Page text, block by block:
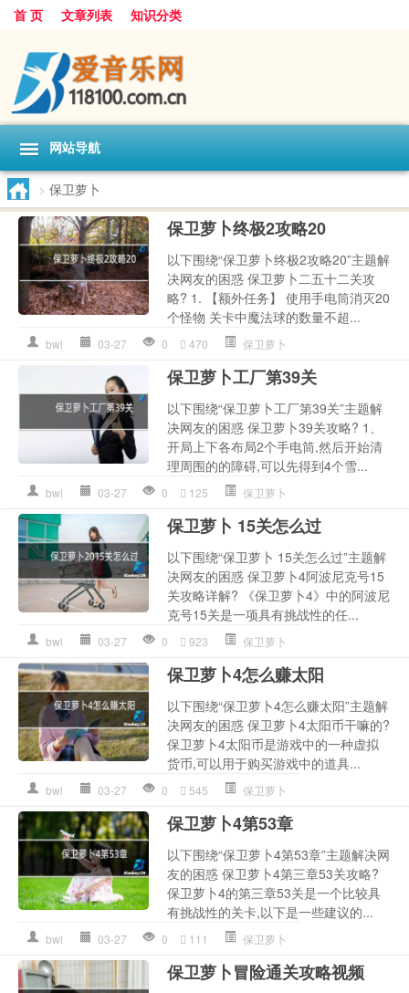
首 页 文章列表 知识分类
网站导航
> 保卫萝卜
保卫萝卜终极2攻略20
以下围绕“保卫萝卜终极2攻略20”主题解
决网友的困惑 保卫萝卜二五十二关攻
略? 1. 【额外任务】 使用手电筒消灭20
个怪物 关卡中魔法球的数量不超...
bwl 03-27 0 470 保卫萝卜
保卫萝卜工厂第39关
以下围绕“保卫萝卜工厂第39关”主题解
决网友的困惑 保卫萝卜39关攻略? 1、
开局上下各布局2个手电筒,然后开始清
理周围的的障碍,可以先得到4个雪...
bwl 03-27 0 125 保卫萝卜
保卫萝卜 15关怎么过
以下围绕“保卫萝卜 15关怎么过”主题解
决网友的困惑 保卫萝卜4阿波尼克号15
关攻略详解? 《保卫萝卜4》中的阿波尼
克号15关是一项具有挑战性的任...
bwl 03-27 0 923 保卫萝卜
保卫萝卜4怎么赚太阳
以下围绕“保卫萝卜4怎么赚太阳”主题解
决网友的困惑 保卫萝卜4太阳币干嘛的?
保卫萝卜4太阳币是游戏中的一种虚拟
货币,可以用于购买游戏中的道具...
bwl 03-27 0 545 保卫萝卜
保卫萝卜4第53章
以下围绕“保卫萝卜4第53章”主题解决网
友的困惑 保卫萝卜4第三章53关攻略?
保卫萝卜4的第三章53关是一个比较具
有挑战性的关卡,以下是一些建议的...
bwl 03-27 0 111 保卫萝卜
保卫萝卜冒险通关攻略视频